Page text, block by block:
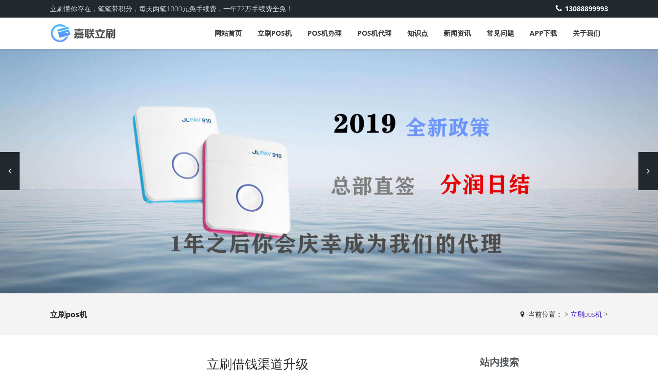
立刷懂你存在，笔笔带积分，每天两笔1000元免手续费，一年72万手续费全免！ 13088899993
网站首页 立刷POS机 POS机办理 POS机代理 知识点 新闻资讯 常见问题 APP下载 关于我们
Previous Next
立刷pos机 当前位置： > 立刷pos机 >
立刷借钱渠道升级 站内搜索